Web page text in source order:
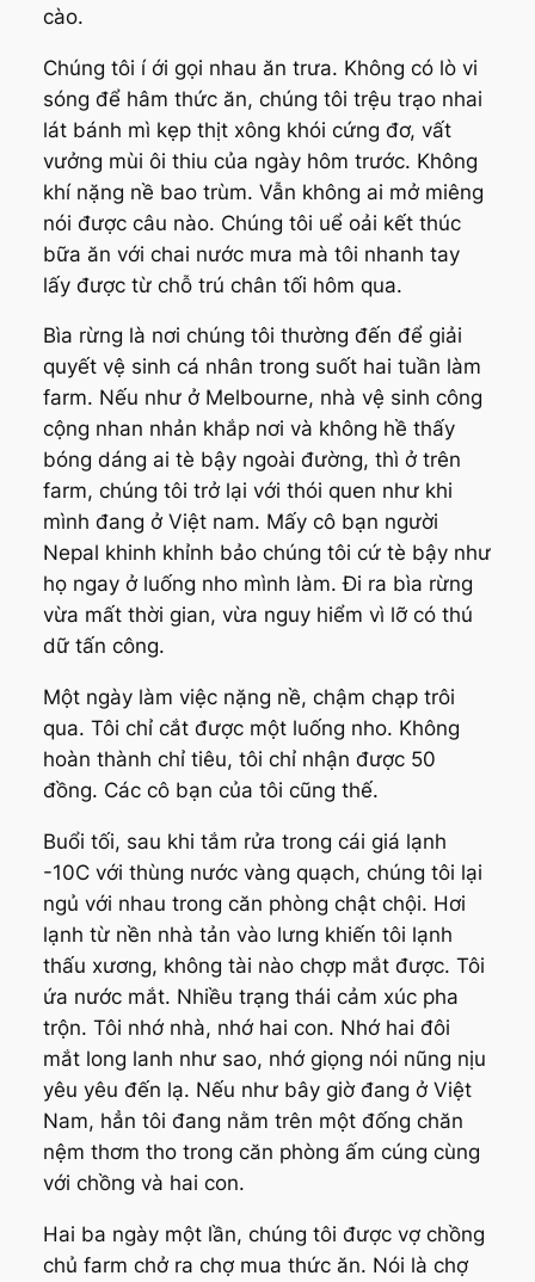
cào.
Chúng tôi í ới gọi nhau ăn trưa. Không có lò vi
sóng để hâm thức ăn, chúng tôi trệu trạo nhai
lát bánh mì kẹp thịt xông khói cứng đơ, vất
vưởng mùi ôi thiu của ngày hôm trước. Không
khí nặng nề bao trùm. Vẫn không ai mở miêng
nói được câu nào. Chúng tôi uể oải kết thúc
bữa ăn với chai nước mưa mà tôi nhanh tay
lấy được từ chỗ trú chân tối hôm qua.
Bìa rừng là nơi chúng tôi thường đến để giải
quyết vệ sinh cá nhân trong suốt hai tuần làm
farm. Nếu như ở Melbourne, nhà vệ sinh công
cộng nhan nhản khắp nơi và không hề thấy
bóng dáng ai tè bậy ngoài đường, thì ở trên
farm, chúng tôi trở lại với thói quen như khi
mình đang ở Việt nam. Mấy cô bạn người
Nepal khinh khỉnh bảo chúng tôi cứ tè bậy như
họ ngay ở luống nho mình làm. Đi ra bìa rừng
vừa mất thời gian, vừa nguy hiểm vì lỡ có thú
dữ tấn công.
Một ngày làm việc nặng nề, chậm chạp trôi
qua. Tôi chỉ cắt được một luống nho. Không
hoàn thành chỉ tiêu, tôi chỉ nhận được 50
đồng. Các cô bạn của tôi cũng thế.
Buổi tối, sau khi tắm rửa trong cái giá lạnh
-10C với thùng nước vàng quạch, chúng tôi lại
ngủ với nhau trong căn phòng chật chội. Hơi
lạnh từ nền nhà tản vào lưng khiến tôi lạnh
thấu xương, không tài nào chợp mắt được. Tôi
ứa nước mắt. Nhiều trạng thái cảm xúc pha
trộn. Tôi nhớ nhà, nhớ hai con. Nhớ hai đôi
mắt long lanh như sao, nhớ giọng nói nũng nịu
yêu yêu đến lạ. Nếu như bây giờ đang ở Việt
Nam, hẳn tôi đang nằm trên một đống chăn
nệm thơm tho trong căn phòng ấm cúng cùng
với chồng và hai con.
Hai ba ngày một lần, chúng tôi được vợ chồng
chủ farm chở ra chợ mua thức ăn. Nói là chợ